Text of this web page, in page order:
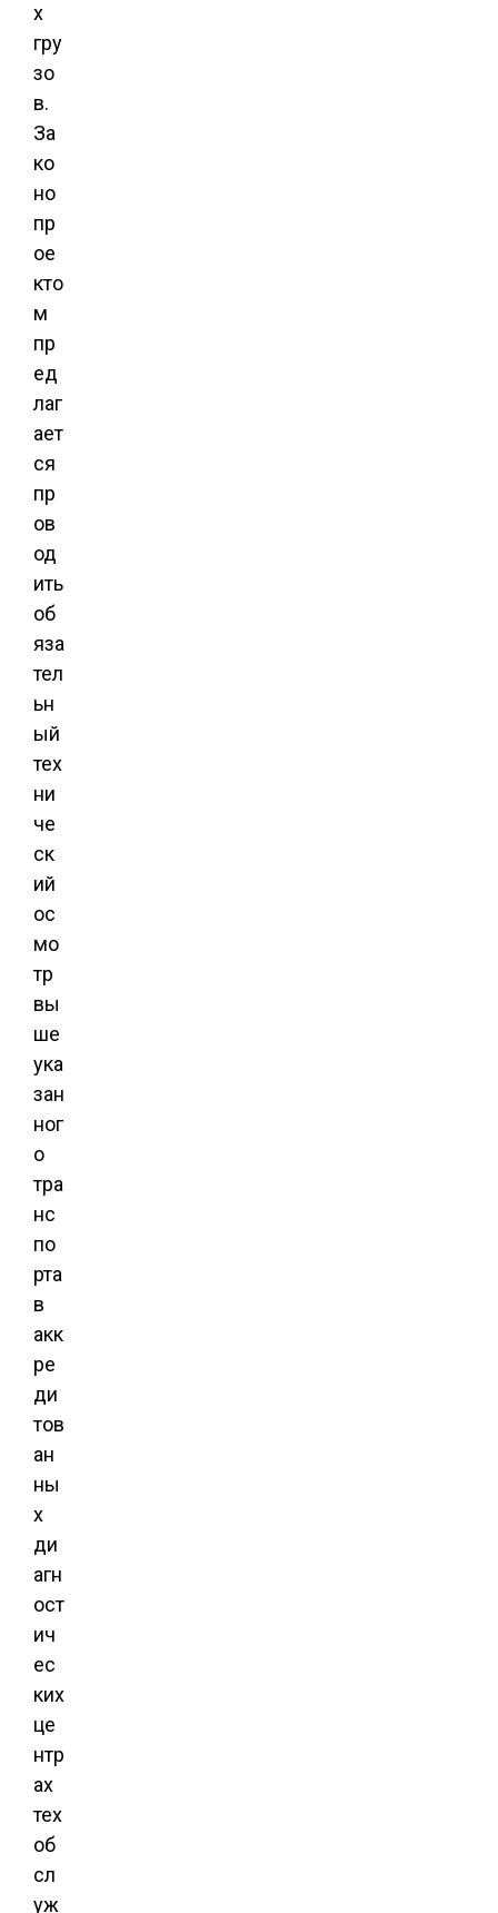
х
гру
зо
в.
За
ко
но
пр
ое
кто
м
пр
ед
лаг
ает
ся
пр
ов
од
ить
об
яза
тел
ьн
ый
тех
ни
че
ск
ий
ос
мо
тр
вы
ше
ука
зан
ног
о
тра
нс
по
рта
в
акк
ре
ди
тов
ан
ны
х
ди
агн
ост
ич
ес
ких
це
нтр
ах
тех
об
сл
уж